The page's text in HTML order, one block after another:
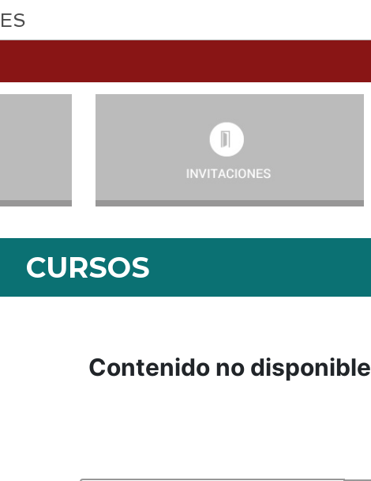
CURSOS
Contenido no disponible